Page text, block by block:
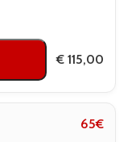
€ 115,00
65€